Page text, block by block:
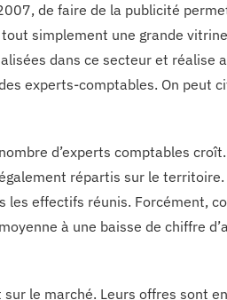
de faire de la publicité
simplement une grande
dans ce secteur et
experts-comptables. On peut
d’experts comptables croît.
répartis sur le territoire.
effectifs réunis. Forcément,
à une baisse de chiffre
le marché. Leurs offres sont